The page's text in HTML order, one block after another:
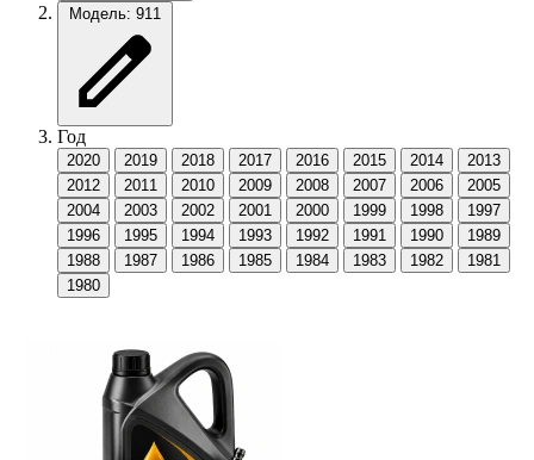
Модель: 911
Год
2020 2019 2018 2017 2016 2015 2014
2013
2012
2011 2010 2009 2008 2007 2006
2005
2004
2003 2002 2001 2000 1999 1998
1997
1996
1995 1994 1993 1992 1991 1990
1989
1988
1987 1986 1985 1984 1983 1982
1981
1980